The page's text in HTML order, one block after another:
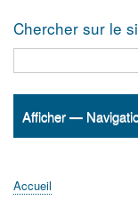
Chercher sur le
Navigation
Afficher —
Accueil
ActualitésRégions et
Créer, gérer un
Sujets/
Congrès
Accueil